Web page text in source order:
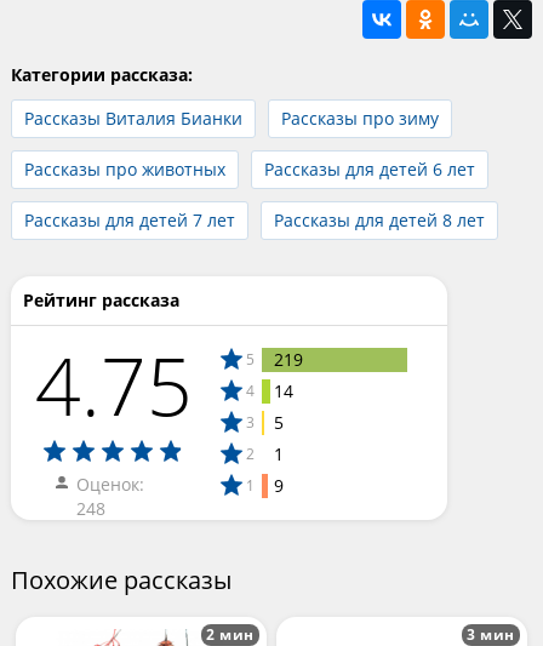
Категории рассказа:
Рассказы Виталия Бианки
Рассказы про зиму
Рассказы про животных Рассказы для детей 6 лет
Рассказы для детей 7 лет Рассказы для детей 8 лет
Рейтинг рассказа
4.75
Оценок:
248
5 219
4 14
3 5
2 1
1 9
Похожие рассказы
2 мин 3 мин